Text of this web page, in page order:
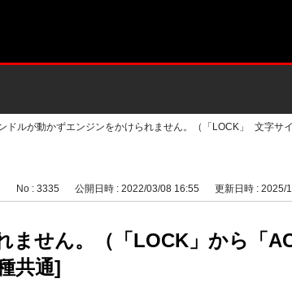
文字サ
ドルが動かずエンジンをかけられません。（「LOCK」
No : 3335 公開日時 : 2022/03/08 16:55 更新日時 : 2025/
せん。（「LOCK」から「
共通]